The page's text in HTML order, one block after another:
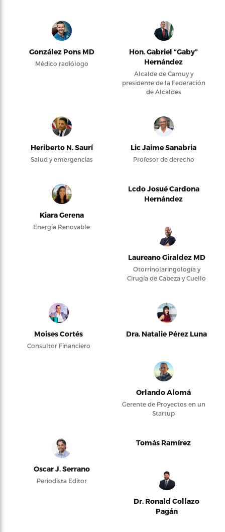
González Pons MD
Médico radiólogo
Hon. Gabriel “Gaby”
Hernández
Alcalde de Camuy y
presidente de la Federación
de Alcaldes
Heriberto N. Saurí
Salud y emergencias
Lic Jaime Sanabria
Profesor de derecho
Kiara Gerena
Energía Renovable
Lcdo Josué Cardona
Hernández
Laureano Giraldez MD
Otorrinolaringología y
Cirugía de Cabeza y Cuello
Moises Cortés
Consultor Financiero
Dra. Natalie Pérez Luna
Orlando Alomá
Gerente de Proyectos en un
Startup
Oscar J. Serrano
Periodista Editor
Tomás Ramírez
Dr. Ronald Collazo
Pagán